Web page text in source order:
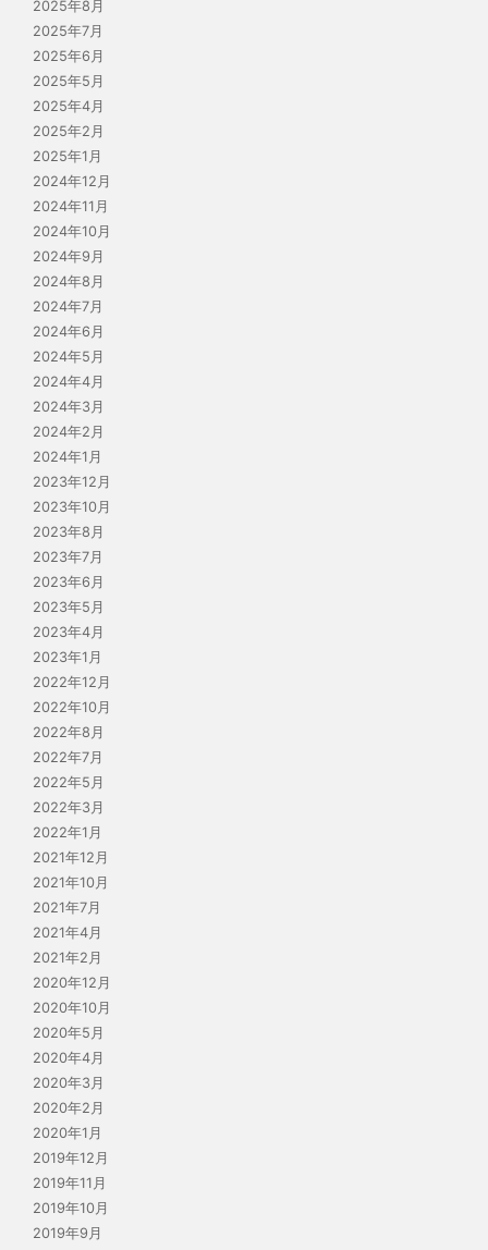
2025年8月
2025年7月
2025年6月
2025年5月
2025年4月
2025年2月
2025年1月
2024年12月
2024年11月
2024年10月
2024年9月
2024年8月
2024年7月
2024年6月
2024年5月
2024年4月
2024年3月
2024年2月
2024年1月
2023年12月
2023年10月
2023年8月
2023年7月
2023年6月
2023年5月
2023年4月
2023年1月
2022年12月
2022年10月
2022年8月
2022年7月
2022年5月
2022年3月
2022年1月
2021年12月
2021年10月
2021年7月
2021年4月
2021年2月
2020年12月
2020年10月
2020年5月
2020年4月
2020年3月
2020年2月
2020年1月
2019年12月
2019年11月
2019年10月
2019年9月